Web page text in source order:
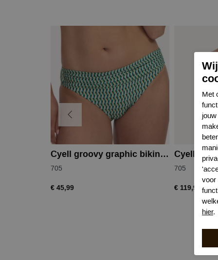
Cyell groovy graphic bikinislip
705
€ 45,99
705
€ 119,99
Met
voor
hier.